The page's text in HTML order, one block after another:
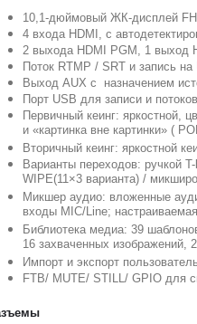
10,1-дюймовый ЖК-дисплей
4 входа HDMI, с
2 выхода HDMI PGM, 1 выход
Поток RTMP / SRT и запись на
Выход AUX с назначением
Порт USB для записи и
Первичный кеинг: яркостной,
и «картинка вне картинки» (
Вторичный кеинг: яркостной
Варианты переходов: ручкой
WIPE(11×3 варианта) /
Микшер аудио: вложенные
входы MIC/Line;
Библиотека медиа: 39
16 захваченных изображений,
Импорт и экспорт
FTB/ MUTE/ STILL/ GPIO для